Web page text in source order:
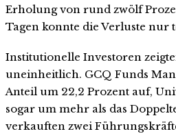
Erholung von rund zwölf
Tagen konnte die Verluste nur
Institutionelle Investoren
uneinheitlich. GCQ Funds
Anteil um 22,2 Prozent auf,
sogar um mehr als das
verkauften zwei